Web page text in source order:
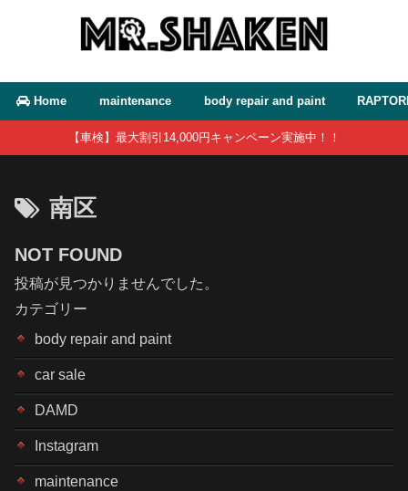
Home maintenance body repair and paint
【車検】最大割引14,000円キャンペーン実施中！！
南区
NOT FOUND
投稿が見つかりませんでした。
カテゴリー
body repair and paint
car sale
DAMD
Instagram
maintenance